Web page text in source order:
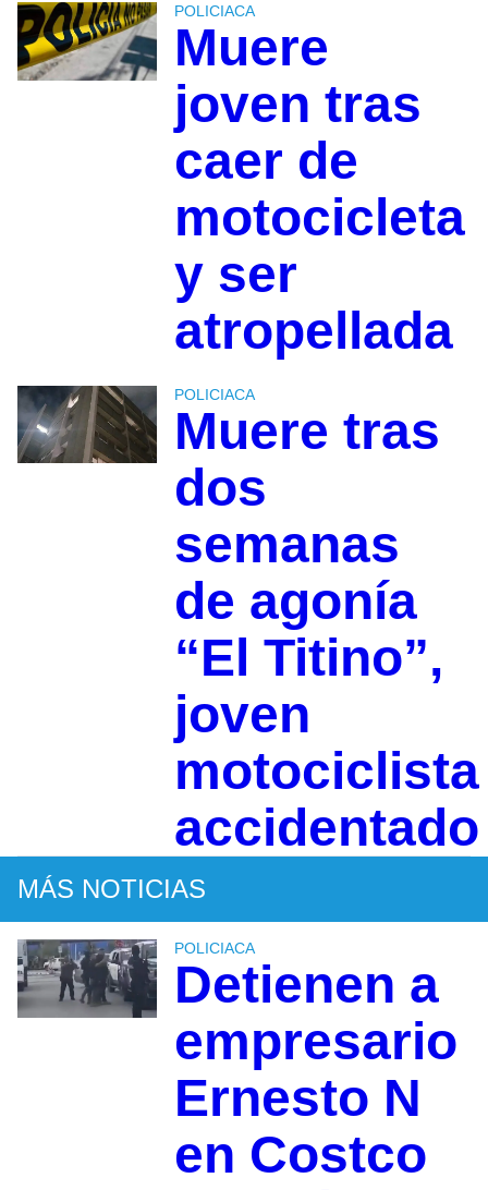
POLICIACA
Muere
joven tras
caer de
motocicleta
y ser
atropellada
POLICIACA
Muere tras
dos
semanas
de agonía
“El Titino”,
joven
motociclista
accidentado
MÁS NOTICIAS
POLICIACA
Detienen a
empresario
Ernesto N
en Costco